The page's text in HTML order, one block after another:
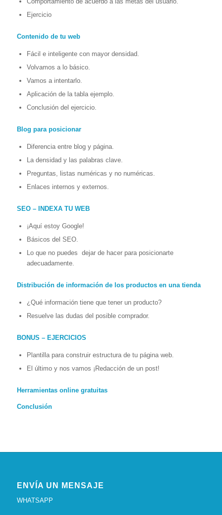
Ejercicio
Contenido de tu web
Fácil e inteligente con mayor densidad.
Volvamos a lo básico.
Vamos a intentarlo.
Aplicación de la tabla ejemplo.
Conclusión del ejercicio.
Blog para posicionar
Diferencia entre blog y página.
La densidad y las palabras clave.
Preguntas, listas numéricas y no numéricas.
Enlaces internos y externos.
SEO – INDEXA TU WEB
¡Aquí estoy Google!
Básicos del SEO.
Lo que no puedes dejar de hacer para posicionarte
adecuadamente.
Distribución de información de los productos en una tienda
¿Qué información tiene que tener un producto?
Resuelve las dudas del posible comprador.
BONUS – EJERCICIOS
Plantilla para construir estructura de tu página web.
El último y nos vamos ¡Redacción de un post!
Herramientas online gratuitas
Conclusión
ENVÍA UN MENSAJE
WHATSAPP